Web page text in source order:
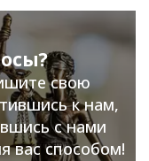
свою
к нам,
с нами
вас способом!